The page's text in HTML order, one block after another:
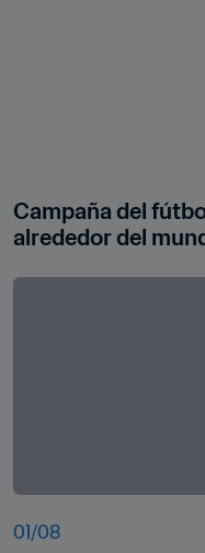
Campaña del
alrededor del
01 /08